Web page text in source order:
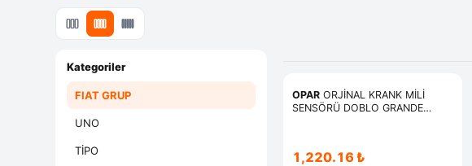
Kategoriler
FIAT GRUP
UNO
TİPO
OPAR ORJİNAL KRANK MİLİ
SENSÖRÜ DOBLO GRANDE
1,220.16 ₺